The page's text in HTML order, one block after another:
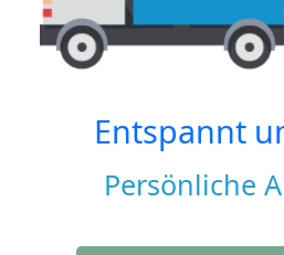
Entspannt
Persönliche